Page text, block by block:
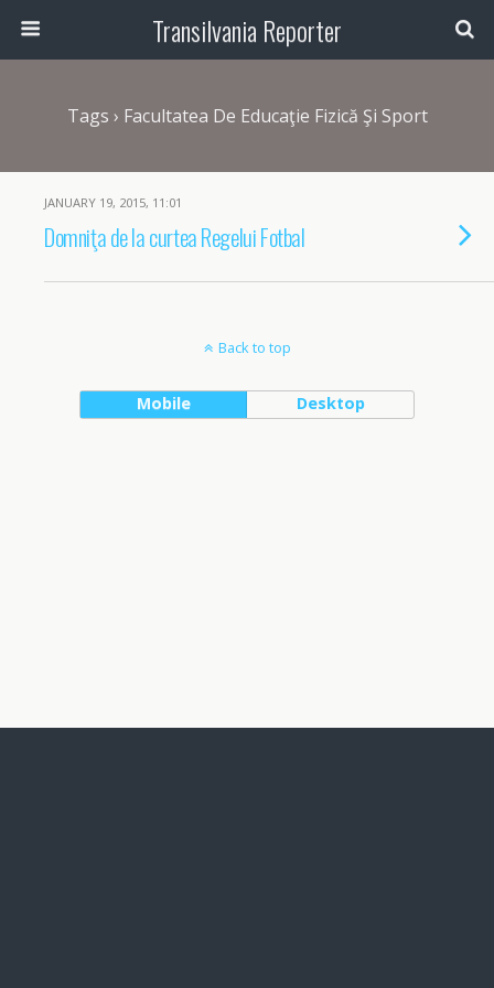
Transilvania Reporter
Tags › Facultatea De Educaţie Fizică Şi Sport
JANUARY 19, 2015, 11:01
Domniţa de la curtea Regelui Fotbal
Back to top
Mobile Desktop